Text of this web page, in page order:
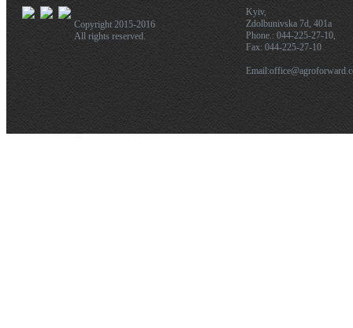
Copyright 2015-2016
All rights reserved.
Kyiv,
Zdolbunivska 7d, 401a
Phone.: 044-225-27-10,
Fax: 044-225-27-10